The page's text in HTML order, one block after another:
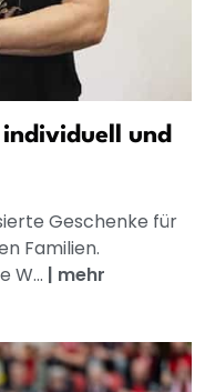
und
Geschenke für
Familien.
W... | mehr